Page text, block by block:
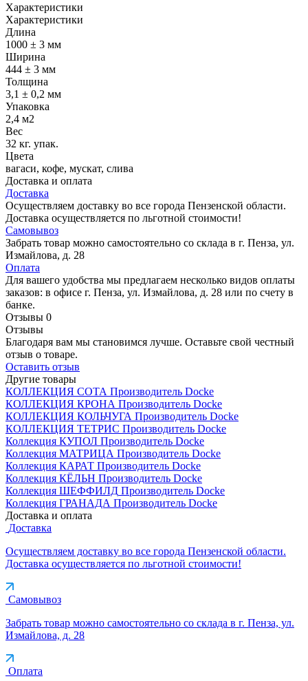
Характеристики
Характеристики
Длина
1000 ± 3 мм
Ширина
444 ± 3 мм
Толщина
3,1 ± 0,2 мм
Упаковка
2,4 м2
Вес
32 кг. упак.
Цвета
вагаси, кофе, мускат, слива
Доставка и оплата
Доставка
Осуществляем доставку во все города Пензенской области.
Доставка осуществляется по льготной стоимости!
Самовывоз
Забрать товар можно самостоятельно со склада в г. Пенза, ул.
Измайлова, д. 28
Оплата
Для вашего удобства мы предлагаем несколько видов оплаты
заказов: в офисе г. Пенза, ул. Измайлова, д. 28 или по счету в
банке.
Отзывы 0
Отзывы
Благодаря вам мы становимся лучше. Оставьте свой честный
отзыв о товаре.
Оставить отзыв
Другие товары
КОЛЛЕКЦИЯ СОТА Производитель Docke
КОЛЛЕКЦИЯ КРОНА Производитель Docke
КОЛЛЕКЦИЯ КОЛЬЧУГА Производитель Docke
КОЛЛЕКЦИЯ ТЕТРИС Производитель Docke
Коллекция КУПОЛ Производитель Docke
Коллекция МАТРИЦА Производитель Docke
Коллекция КАРАТ Производитель Docke
Коллекция КЁЛЬН Производитель Docke
Коллекция ШЕФФИЛД Производитель Docke
Коллекция ГРАНАДА Производитель Docke
Доставка и оплата
Доставка
Осуществляем доставку во все города Пензенской области.
Доставка осуществляется по льготной стоимости!
Самовывоз
Забрать товар можно самостоятельно со склада в г. Пенза, ул.
Измайлова, д. 28
Оплата